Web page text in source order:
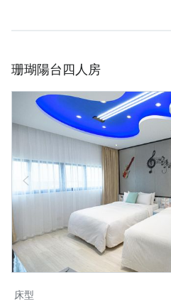
珊瑚陽台四人房
床型